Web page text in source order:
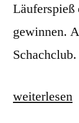
Läuferspieß
gewinnen.
„Schachclub
weiterlesen